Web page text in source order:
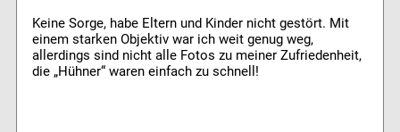
Keine Sorge, habe Eltern und Kinder nicht gestört. Mit
einem starken Objektiv war ich weit genug weg,
allerdings sind nicht alle Fotos zu meiner Zufriedenheit,
die „Hühner“ waren einfach zu schnell!